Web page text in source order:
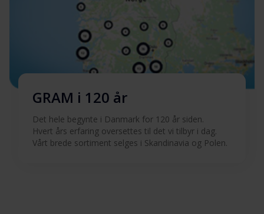
GRAM i 120 år
Det hele begynte i Danmark for 120 år siden.
Hvert års erfaring oversettes til det vi tilbyr i dag.
Vårt brede sortiment selges i Skandinavia og Polen.